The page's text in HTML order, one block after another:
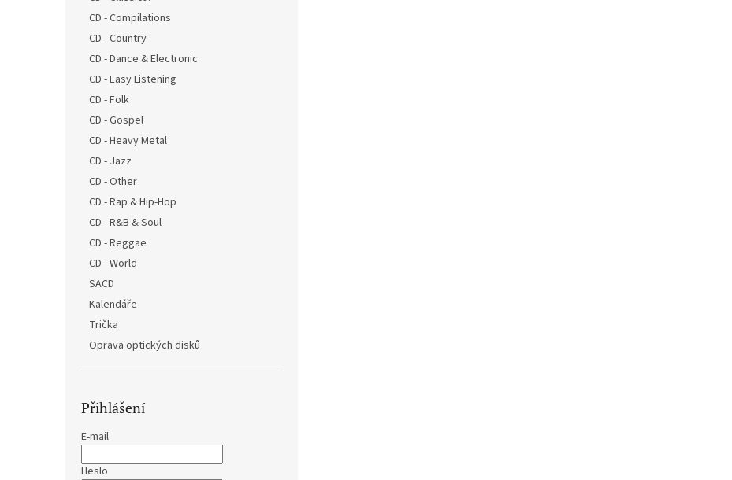
CD - Compilations
CD - Country
CD - Dance & Electronic
CD - Easy Listening
CD - Folk
CD - Gospel
CD - Heavy Metal
CD - Jazz
CD - Other
CD - Rap & Hip-Hop
CD - R&B & Soul
CD - Reggae
CD - World
SACD
Kalendáře
Trička
Oprava optických disků
Přihlášení
E-mail
Heslo